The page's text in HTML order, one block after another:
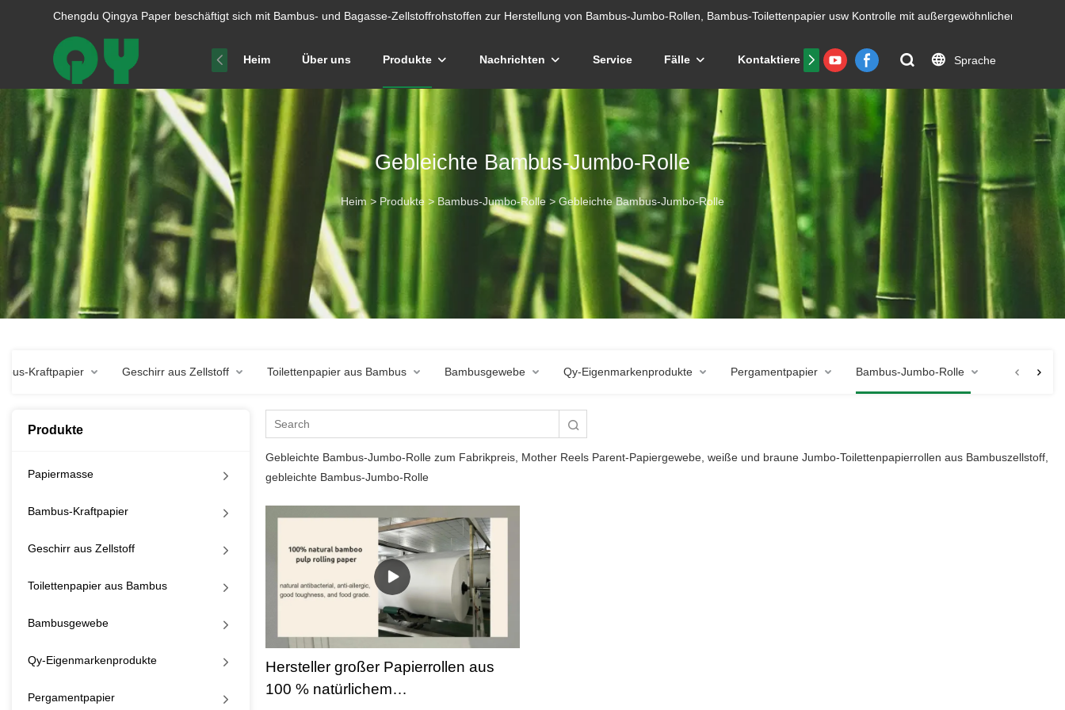
Chengdu Qingya Paper beschäftigt sich mit Bambus- und Bagasse-Zellstoffrohstoffen zur Herstellung von Bambus-Jumbo-Rollen, Bambus-Toilettenpapier usw Kontrolle mit außergewöhnlicher Effizienz.
Heim Über uns Produkte Nachrichten Service Fälle Kontaktiere uns FAQs ZertifikatSprache
Gebleichte Bambus-Jumbo-Rolle
Heim > Produkte > Bambus-Jumbo-Rolle > Gebleichte Bambus-Jumbo-Rolle
Kraftpapier Geschirr aus Zellstoff Toilettenpapier aus Bambus Bambusgewebe Qy-Eigenmarkenprodukte Pergamentpapier Bambus-Jumbo-Rolle
Produkte
Papiermasse
Bambus-Kraftpapier
Geschirr aus Zellstoff
Toilettenpapier aus Bambus
Bambusgewebe
Qy-Eigenmarkenprodukte
Pergamentpapier
Gebleichte Bambus-Jumbo-Rolle zum Fabrikpreis, Mother Reels Parent-Papiergewebe, weiße und braune Jumbo-Toilettenpapierrollen aus Bambuszellstoff,
gebleichte Bambus-Jumbo-Rolle
Hersteller großer Papierrollen aus
100 % natürlichem